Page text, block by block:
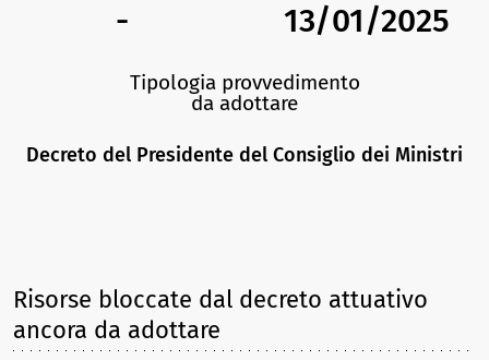
- 13/01/2025
Tipologia provvedimento
da adottare
Decreto del Presidente del Consiglio dei Ministri
Risorse bloccate dal decreto attuativo
ancora da adottare